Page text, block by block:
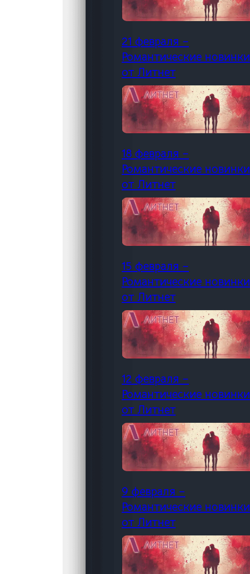
21 февраля –
Романтические новинки
от Литнет
18 февраля –
Романтические новинки
от Литнет
15 февраля –
Романтические новинки
от Литнет
12 февраля –
Романтические новинки
от Литнет
9 февраля –
Романтические новинки
от Литнет